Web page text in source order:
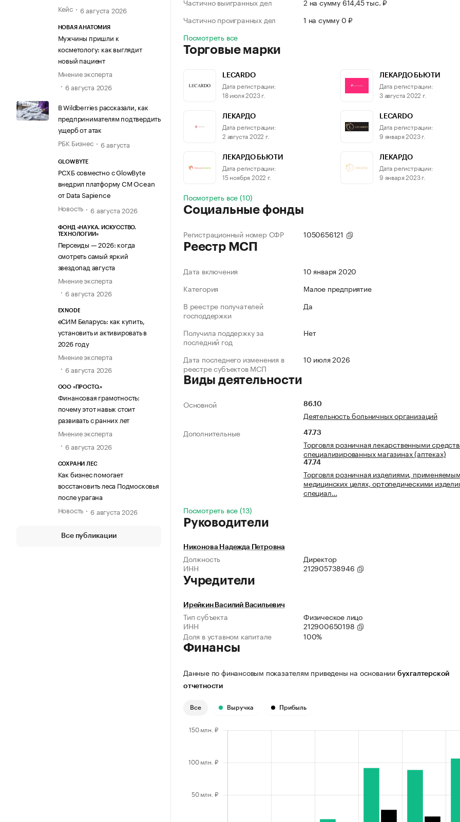
Кейс
6 августа 2026
НОВАЯ АНАТОМИЯ
Мужчины пришли к
косметологу: как выглядит
новый пациент
Мнение эксперта
6 августа 2026
В Wildberries рассказали, как
предпринимателям подтвердить
ущерб от атак
РБК Бизнес
6 августа
GLOWBYTE
РСХБ совместно с GlowByte
внедрил платформу CM Ocean
от Data Sapience
Новость
6 августа 2026
ФОНД «НАУКА. ИСКУССТВО.
ТЕХНОЛОГИИ»
Персеиды — 2026: когда
смотреть самый яркий
звездопад августа
Мнение эксперта
6 августа 2026
EXNODE
еСИМ Беларусь: как купить,
установить и активировать в
2026 году
Мнение эксперта
6 августа 2026
ООО «ПРОСТО.»
Финансовая грамотность:
почему этот навык стоит
развивать с ранних лет
Мнение эксперта
6 августа 2026
СОХРАНИ ЛЕС
Как бизнес помогает
восстановить леса Подмосковья
после урагана
Новость
6 августа 2026
Все публикации
Частично выигранных дел
2 на сумму 614,45 тыс. ₽
Частично проигранных дел
1 на сумму 0 ₽
Посмотреть все
Торговые марки
LECARDO
Дата регистрации:
18 июля 2023 г.
ЛЕКАРДО БЬЮТИ
Дата регистрации:
3 августа 2022 г.
ЛЕКАРДО
Дата регистрации:
2 августа 2022 г.
LECARDO
Дата регистрации:
9 января 2023 г.
ЛЕКАРДО БЬЮТИ
Дата регистрации:
15 ноября 2022 г.
ЛЕКАРДО
Дата регистрации:
9 января 2023 г.
Посмотреть все (10)
Социальные фонды
Регистрационный номер СФР 1050656121
Реестр МСП
Дата включения
10 января 2020
Категория
Малое предприятие
В реестре получателей
господдержки
Да
Получила поддержку за
последний год
Нет
Дата последнего изменения в
реестре субъектов МСП
10 июля 2026
Виды деятельности
Основной 86.10
Деятельность больничных организаций
Дополнительные
47.73
Торговля розничная лекарственными
специализированных магазинах (аптеках)
47.74
Торговля розничная изделиями,
медицинских целях, ортопедическими
специал…
Посмотреть все (13)
Руководители
Никонова Надежда Петровна
Должность
Директор
ИНН
212905738946
Учредители
Ирейкин Василий Васильевич
Тип субъекта
Физическое лицо
ИНН
212900650198
Доля в уставном капитале
100%
Финансы
Данные по финансовым показателям приведены на основании бухгалтерской
отчетности
Все Выручка Прибыль